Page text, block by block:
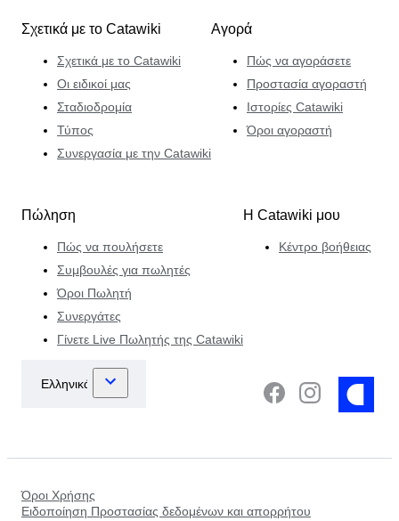
Σχετικά με το Catawiki
Σχετικά με το Catawiki
Οι ειδικοί μας
Σταδιοδρομία
Τύπος
Συνεργασία με την Catawiki
Αγορά
Πώς να αγοράσετε
Προστασία αγοραστή
Ιστορίες Catawiki
Όροι αγοραστή
Πώληση
Πώς να πουλήσετε
Συμβουλές για πωλητές
Όροι Πωλητή
Συνεργάτες
Γίνετε Live Πωλητής της Catawiki
Η Catawiki μου
Κέντρο βοήθειας
Όροι Χρήσης
Ειδοποίηση Προστασίας δεδομένων και απορρήτου